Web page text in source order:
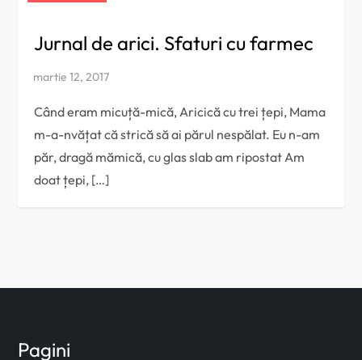
Jurnal de arici. Sfaturi cu farmec
Când eram micuță-mică, Aricică cu trei țepi, Mama
m-a-nvățat că strică să ai părul nespălat. Eu n-am
păr, dragă mămică, cu glas slab am ripostat Am
doat țepi, […]
Pagini